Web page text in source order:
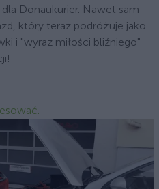
Donaukurier. Nawet sam
który teraz podróżuje jako
i "wyraz miłości bliźniego"